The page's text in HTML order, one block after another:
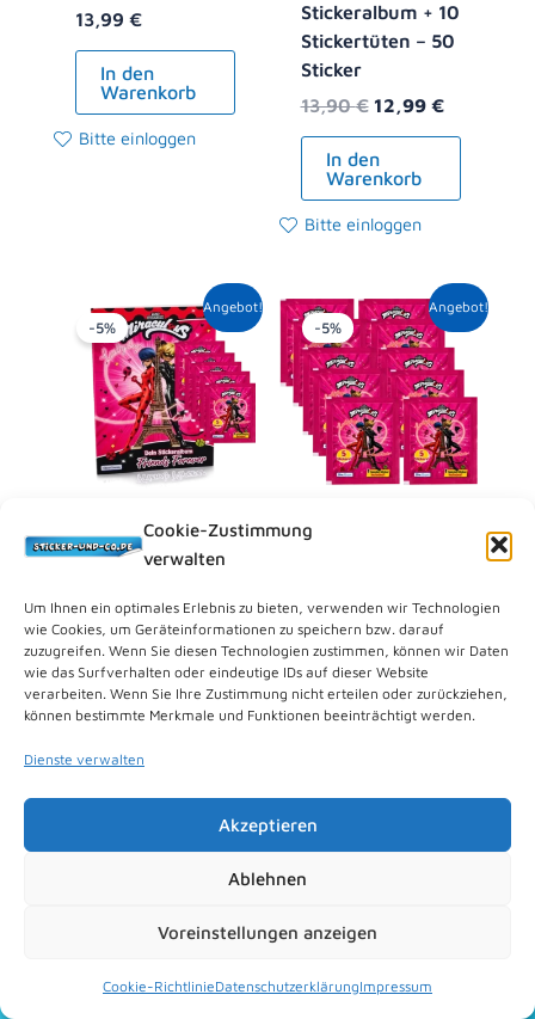
Cookie-Zustimmung
verwalten
Um Ihnen ein optimales Erlebnis zu bieten, verwenden wir Technologien
wie Cookies, um Geräteinformationen zu speichern bzw. darauf
zuzugreifen. Wenn Sie diesen Technologien zustimmen, können wir Daten
wie das Surfverhalten oder eindeutige IDs auf dieser Website
verarbeiten. Wenn Sie Ihre Zustimmung nicht erteilen oder zurückziehen,
können bestimmte Merkmale und Funktionen beeinträchtigt werden.
Dienste verwalten
Akzeptieren
Ablehnen
Voreinstellungen anzeigen
Cookie-RichtlinieDatenschutzerklärungImpressum
13,99 €
In den
Warenkorb
Bitte einloggen
Stickeralbum + 10
Stickertüten – 50
Sticker
13,90€ 12,99 €
In den
Warenkorb
Bitte einloggen
Angebot!
-5%
zzgl.Versandkosten
Blue Ocean
Miraculous
Ladybug Friends
Forever
Stickeralbum + 5
Ursprünglicher
Preis
war:
8,90 €
Aktueller
Preis
ist:
8,49 €.
Bitte einloggen
Angebot!
-5%
zzgl.Versandkosten
Blue Ocean
Miraculous
Ladybug Friends
Forever Sticker –
10 Stickertüten
Ursprünglicher
Preis
war:
10,00 €
Aktueller
Preis
ist:
9,49 €.
Warenkorb